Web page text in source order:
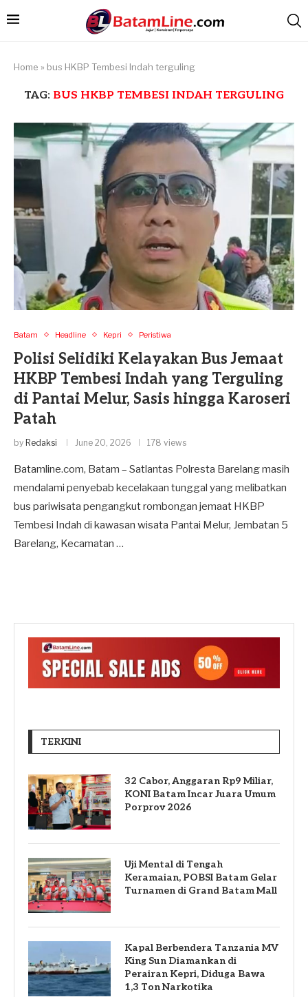
Home » bus HKBP Tembesi Indah terguling
TAG: BUS HKBP TEMBESI INDAH TERGULING
Batam Headline Kepri Peristiwa
Polisi Selidiki Kelayakan Bus Jemaat
HKBP Tembesi Indah yang Terguling
di Pantai Melur, Sasis hingga Karoseri
Patah
by Redaksi June 20, 2026 178 views
Batamline.com, Batam – Satlantas Polresta Barelang masih
mendalami penyebab kecelakaan tunggal yang melibatkan
bus pariwisata pengangkut rombongan jemaat HKBP
Tembesi Indah di kawasan wisata Pantai Melur, Jembatan 5
Barelang, Kecamatan …
TERKINI
32 Cabor, Anggaran Rp9 Miliar,
KONI Batam Incar Juara Umum
Porprov 2026
Uji Mental di Tengah
Keramaian, POBSI Batam Gelar
Turnamen di Grand Batam Mall
Kapal Berbendera Tanzania MV
King Sun Diamankan di
Perairan Kepri, Diduga Bawa
1,3 Ton Narkotika